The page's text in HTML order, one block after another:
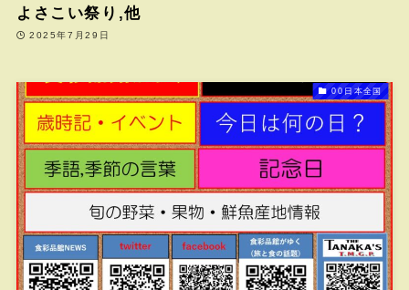
よさこい祭り,他
2025年7月29日
00日本全国